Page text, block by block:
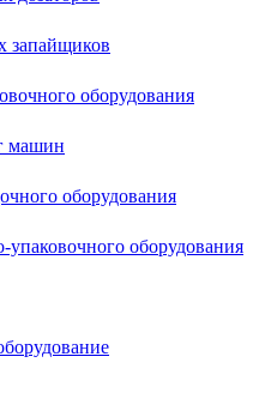
запайщиков
оборудования
машин
оборудования
упаковочного оборудования